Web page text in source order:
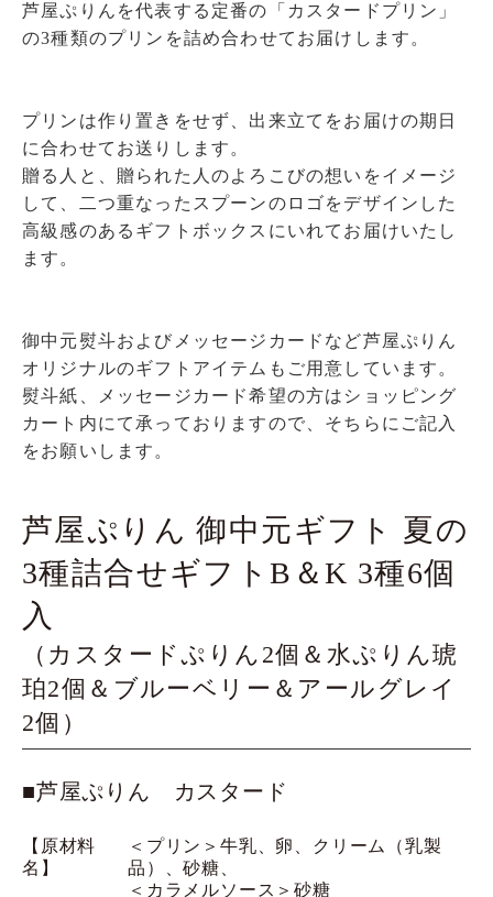
芦屋ぷりんを代表する定番の「カスタードプリン」
の3種類のプリンを詰め合わせてお届けします。
プリンは作り置きをせず、出来立てをお届けの期日
に合わせてお送りします。
贈る人と、贈られた人のよろこびの想いをイメージ
して、二つ重なったスプーンのロゴをデザインした
高級感のあるギフトボックスにいれてお届けいたし
ます。
御中元熨斗およびメッセージカードなど芦屋ぷりん
オリジナルのギフトアイテムもご用意しています。
熨斗紙、メッセージカード希望の方はショッピング
カート内にて承っておりますので、そちらにご記入
をお願いします。
芦屋ぷりん 御中元ギフト 夏の
3種詰合せギフトB＆K 3種6個
入
（カスタードぷりん2個＆水ぷりん琥
珀2個＆ブルーベリー＆アールグレイ
2個）
■芦屋ぷりん カスタード
【原材料
名】
＜プリン＞牛乳、卵、クリーム（乳製
品）、砂糖、
＜カラメルソース＞砂糖